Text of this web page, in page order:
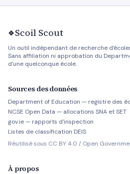
🍀Scoil Scout
Un outil indépendant de recherche
Sans affiliation ni approbation du
d'une quelconque école.
Sources des données
Department of Education — registre des
NCSE Open Data — allocations SNA et SET
gov.ie — rapports d'inspection
Listes de classification DEIS
Réutilisé sous CC BY 4.0 / Open
À propos